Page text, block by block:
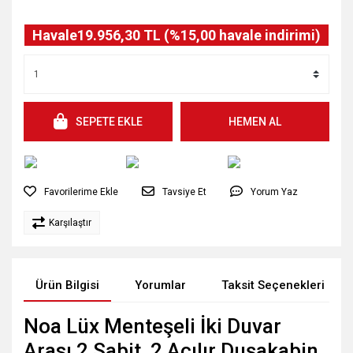
Havale19.956,30 TL (%15,00 havale indirimi)
SEPETE EKLE HEMEN AL
Tavsiye Et Yorum Yaz
Karşılaştır
Ürün Bilgisi Yorumlar Taksit Seçenekleri
Noa Lüx Menteşeli İki Duvar